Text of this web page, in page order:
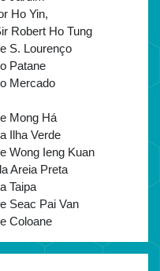
Ho Yin,
Robert Ho Tung
S. Lourenço
Patane
Mercado
Mong Há
Ilha Verde
Wong Ieng Kuan
Areia Preta
Taipa
Seac Pai Van
Coloane